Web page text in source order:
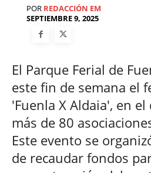
POR REDACCIÓN EM
SEPTIEMBRE 9, 2025
El Parque Ferial de
este fin de semana el
'Fuenla X Aldaia', en
más de 80
Este evento se
de recaudar fondos